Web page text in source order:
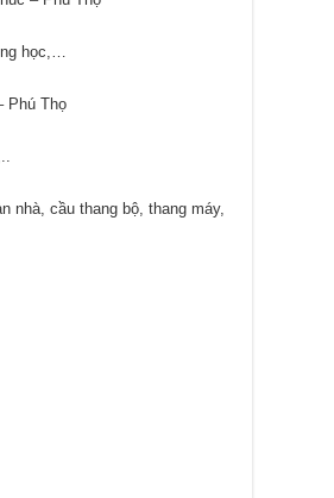
học,…
Phú Thọ
nhà, cầu thang bộ, thang máy,